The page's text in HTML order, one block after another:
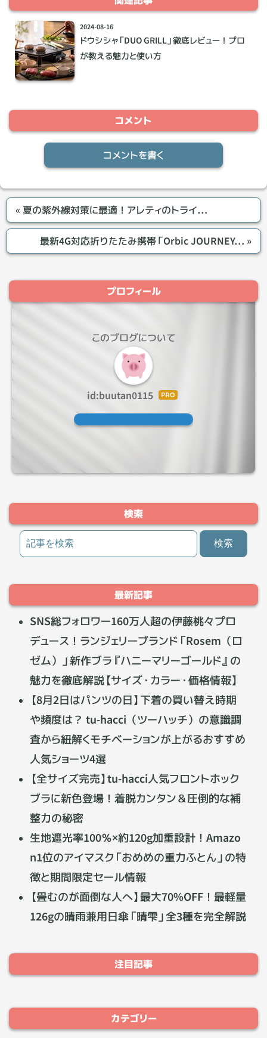
2024-08-16
ドウシシャ「DUO GRILL」徹底レビュー！プロ
が教える魅力と使い方
コメントを書く
« 夏の紫外線対策に最適！アレティのトライ…
最新4G対応折りたたみ携帯「Orbic JOURNEY… »
プロフィール
id:buutan0115 はて
Pro
このブログについて
検索
最新記事
SNS総フォロワー160万人超の伊藤桃々プロ
デュース！ランジェリーブランド「Rosem（ロ
ゼム）」新作ブラ『ハニーマリーゴールド』の
魅力を徹底解説【サイズ・カラー・価格情報】
【8月2日はパンツの日】下着の買い替え時期
や頻度は？ tu-hacci（ツーハッチ）の意識調
査から紐解くモチベーションが上がるおすすめ
人気ショーツ4選
【全サイズ完売】tu-hacci人気フロントホック
ブラに新色登場！着脱カンタン＆圧倒的な補
整力の秘密
生地遮光率100％×約120g加重設計！Amazo
n1位のアイマスク「おめめの重力ふとん」の特
徴と期間限定セール情報
【畳むのが面倒な人へ】最大70%OFF！最軽量
126gの晴雨兼用日傘「晴雫」全3種を完全解説
注目記事
カテゴリー